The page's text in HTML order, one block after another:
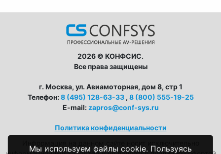
2026 © КОНФСИС.
Все права защищены
г. Москва, ул. Авиамоторная, дом 8, стр 1
Телефон:8 (495) 128-63-33 , 8 (800) 555-19-25
E-mail: zapros@conf-sys.ru
Политика конфиденциальности
Мы используем файлы cookie. Пользуясь